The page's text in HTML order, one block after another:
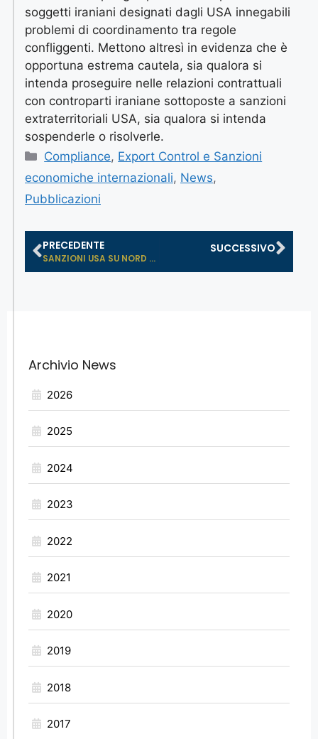
soggetti iraniani designati dagli USA innegabili
problemi di coordinamento tra regole
confliggenti. Mettono altresì in evidenza che è
opportuna estrema cautela, sia qualora si
intenda proseguire nelle relazioni contrattuali
con controparti iraniane sottoposte a sanzioni
extraterritoriali USA, sia qualora si intenda
sospenderle o risolverle.
Compliance, Export Control e Sanzioni
economiche internazionali, News,
Pubblicazioni
PRECEDENTE
SANZIONI USA SU NORD STREAM 2 E WAI...
SUCCESSIVO
Archivio News
2026
2025
2024
2023
2022
2021
2020
2019
2018
2017